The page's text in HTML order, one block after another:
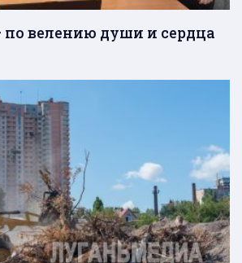
по велению души и сердца